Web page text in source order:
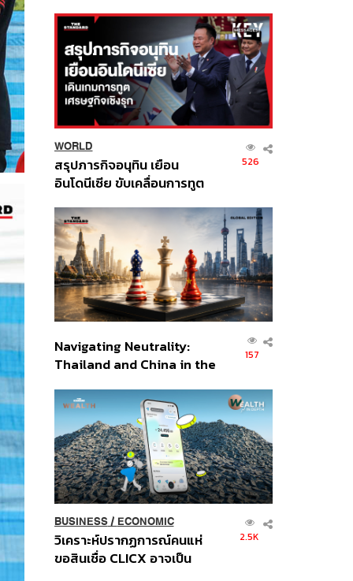
WORLD
สรุปภารกิจอนุทิน เยือน
อินโดนีเซีย ขับเคลื่อนการทูต
ส่วนยุทธศาสตร์ไทย –
อินโดนีเซีย
526
Navigating Neutrality:
Thailand and China in the
Order
157
BUSINESS/ ECONOMIC
วิเคราะห์ปรากฏการณ์คนแห่
ขอสินเชื่อ CLICX อาจเป็น
2.5K